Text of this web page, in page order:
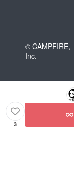
© CAMPFIRE,
Inc.
3